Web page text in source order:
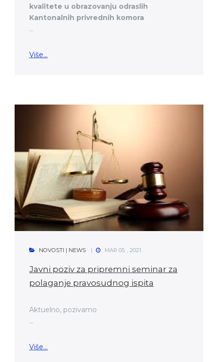
kvalitete u obrazovanju odraslih
Kantonalnih privrednih komora
...
Više...
NOVOSTI | NEWS MAR 05. , 2021.
Javni poziv za pripremni seminar za
polaganje pravosudnog ispita
Aktuelno, pozivamo
...
Više...